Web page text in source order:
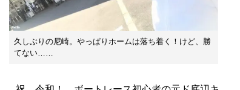
久しぶりの尼崎。やっぱりホームは落ち着く！けど、勝
てない……